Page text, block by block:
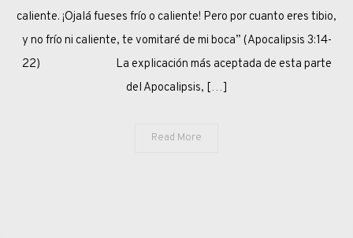
caliente. ¡Ojalá fueses frío o caliente! Pero por cuanto eres tibio,
y no frío ni caliente, te vomitaré de mi boca” (Apocalipsis 3:14-
22) La explicación más aceptada de esta parte
del Apocalipsis, […]
Read More